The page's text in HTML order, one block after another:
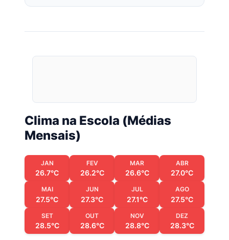
Clima na Escola (Médias
Mensais)
JAN
26.7°C
FEV
26.2°C
MAR
26.6°C
ABR
27.0°C
MAI
27.5°C
JUN
27.3°C
JUL
27.1°C
AGO
27.5°C
SET
28.5°C
OUT
28.6°C
NOV
28.8°C
DEZ
28.3°C